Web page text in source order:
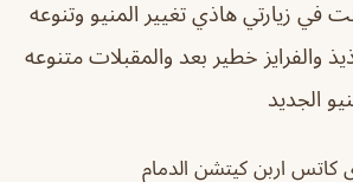
زيارتي هاذي تغيير المنيو وتنوعه
والفرايز خطير بعد والمقبلات متنوعه
الجديد
اربن كيتشن الدمام